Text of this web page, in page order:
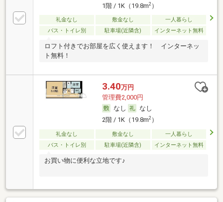
1階 / 1K（19.8m2）
礼金なし 敷金なし
一人暮らし
バス・トイレ別
駐車場(近隣含) インターネット無料
ロフト付きでお部屋を広く使えます！ インターネッ
ト無料！
3.40万円
管理費2,000円
なし
なし
2階 / 1K（19.8m2）
礼金なし 敷金なし
一人暮らし
バス・トイレ別
駐車場(近隣含) インターネット無料
お買い物に便利な立地です♪